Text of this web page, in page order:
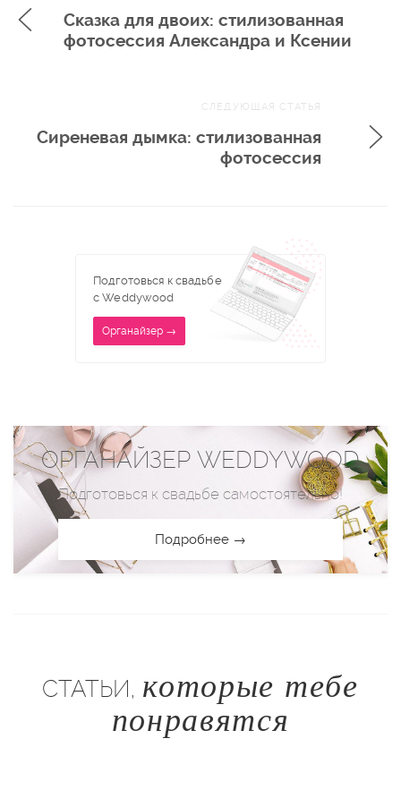
Сказка для двоих: стилизованная
фотосессия Александра и Ксении
СЛЕДУЮЩАЯ СТАТЬЯ
Сиреневая дымка: стилизованная
фотосессия
Подготовься к свадьбе
с Weddywood
Органайзер →
ОРГАНАЙЗЕР WEDDYWOOD
Подготовься к свадьбе самостоятельно!
Подробнее →
СТАТЬИ, которые тебе
понравятся